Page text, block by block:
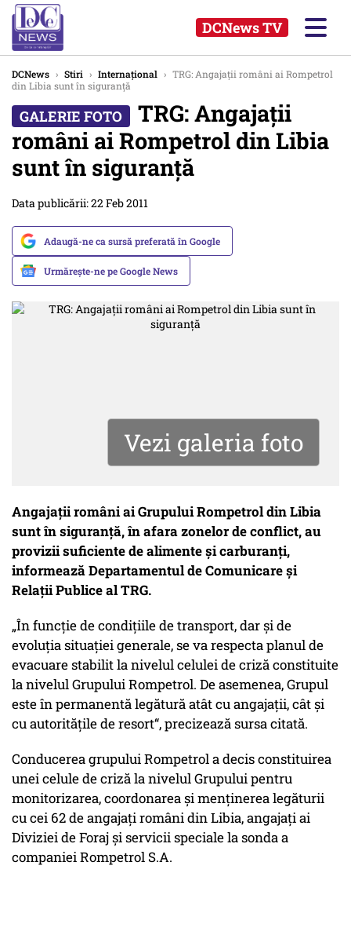
DCNews TV
DCNews › Stiri › Internațional › TRG: Angajaţii români ai Rompetrol
din Libia sunt în siguranţă
TRG: Angajaţii
români ai Rompetrol din Libia
sunt în siguranţă
Data publicării: 22 Feb 2011
Adaugă-ne ca sursă preferată în Google
Urmărește-ne pe Google News
Vezi galeria foto
Angajaţii români ai Grupului Rompetrol din Libia
sunt în siguranţă, în afara zonelor de conflict, au
provizii suficiente de alimente şi carburanţi,
informează Departamentul de Comunicare şi
Relaţii Publice al TRG.
„În funcţie de condiţiile de transport, dar şi de
evoluţia situaţiei generale, se va respecta planul de
evacuare stabilit la nivelul celulei de criză constituite
la nivelul Grupului Rompetrol. De asemenea, Grupul
este în permanentă legătură atât cu angajaţii, cât şi
cu autorităţile de resort“, precizează sursa citată.
Conducerea grupului Rompetrol a decis constituirea
unei celule de criză la nivelul Grupului pentru
monitorizarea, coordonarea şi menţinerea legăturii
cu cei 62 de angajaţi români din Libia, angajaţi ai
Diviziei de Foraj şi servicii speciale la sonda a
companiei Rompetrol S.A.